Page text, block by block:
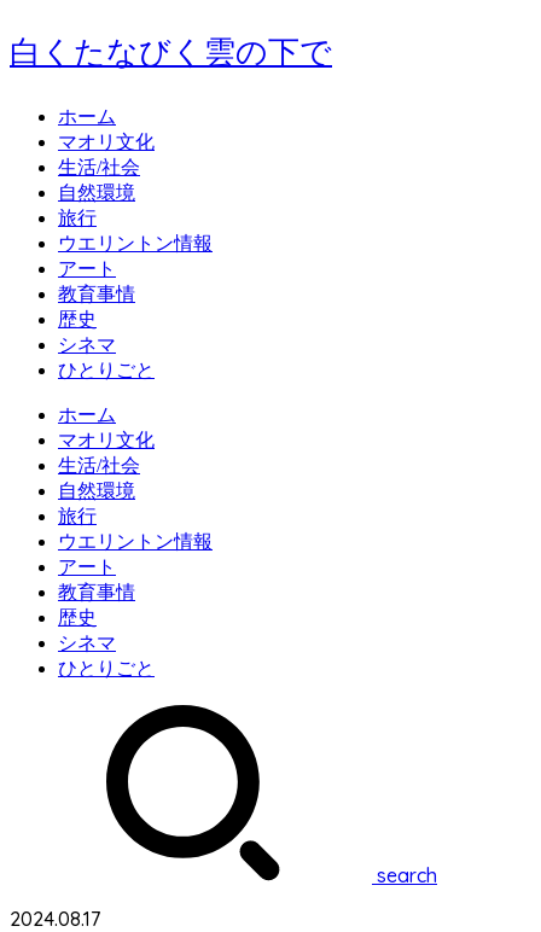
白くたなびく雲の下で
ホーム
マオリ文化
生活/社会
自然環境
旅行
ウエリントン情報
アート
教育事情
歴史
シネマ
ひとりごと
ホーム
マオリ文化
生活/社会
自然環境
旅行
ウエリントン情報
アート
教育事情
歴史
シネマ
ひとりごと
search
2024.08.17